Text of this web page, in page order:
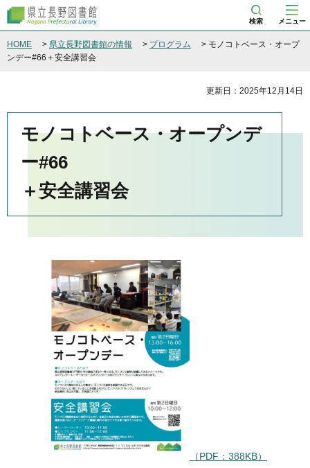
県立長野図書館
検索 メニュー
HOME > 県立長野図書館の情報 > プログラム
> モノコトベース・オープ
ンデー#66＋安全講習会
更新日：2025年12月14日
モノコトベース・オープンデ
ー#66
＋安全講習会
（PDF：388KB）